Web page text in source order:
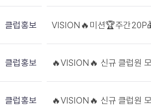
클럽홍보 VISION🔥미션🏆주간
클럽홍보 🔥VISION🔥 신규 클럽원
클럽홍보 🔥VISION🔥 신규 클럽원